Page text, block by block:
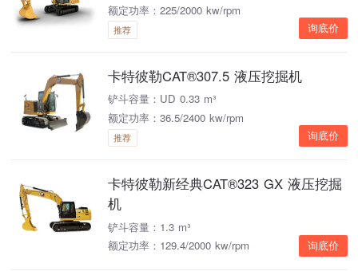
额定功率：225/2000 kw/rpm
推荐 询底价
卡特彼勒CAT®307.5 液压挖掘机
铲斗容量：UD 0.33 m³
额定功率：36.5/2400 kw/rpm
推荐 询底价
卡特彼勒新经典CAT®323 GX 液压挖掘
机
铲斗容量：1.3 m³
额定功率：129.4/2000 kw/rpm
询底价